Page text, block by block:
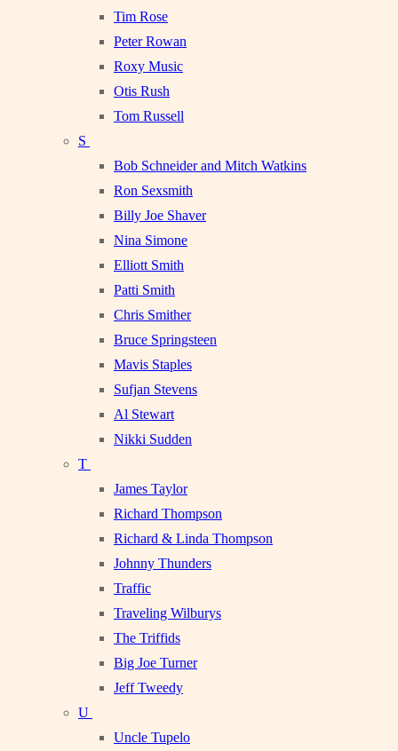
Tim Rose
Peter Rowan
Roxy Music
Otis Rush
Tom Russell
S
Bob Schneider and Mitch Watkins
Ron Sexsmith
Billy Joe Shaver
Nina Simone
Elliott Smith
Patti Smith
Chris Smither
Bruce Springsteen
Mavis Staples
Sufjan Stevens
Al Stewart
Nikki Sudden
T
James Taylor
Richard Thompson
Richard & Linda Thompson
Johnny Thunders
Traffic
Traveling Wilburys
The Triffids
Big Joe Turner
Jeff Tweedy
U
Uncle Tupelo